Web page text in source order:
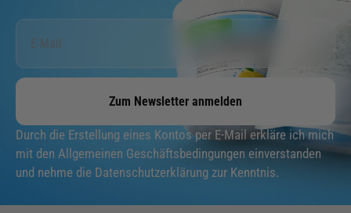
Zum Newsletter anmelden
Durch die Erstellung eines Kontos per E-Mail erkläre ich mich
mit den Allgemeinen Geschäftsbedingungen einverstanden
und nehme die Datenschutzerklärung zur Kenntnis.